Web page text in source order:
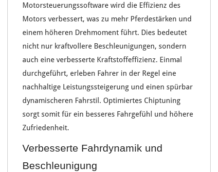
Motorsteuerungssoftware wird die Effizienz des
Motors verbessert, was zu mehr Pferdestärken und
einem höheren Drehmoment führt. Dies bedeutet
nicht nur kraftvollere Beschleunigungen, sondern
auch eine verbesserte Kraftstoffeffizienz. Einmal
durchgeführt, erleben Fahrer in der Regel eine
nachhaltige Leistungssteigerung und einen spürbar
dynamischeren Fahrstil . Optimiertes Chiptuning
sorgt somit für ein besseres Fahrgefühl und höhere
Zufriedenheit.
Verbesserte Fahrdynamik und
Beschleunigung